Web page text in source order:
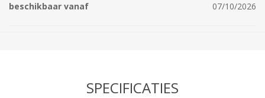
beschikbaar vanaf 07/10/2026
SPECIFICATIES